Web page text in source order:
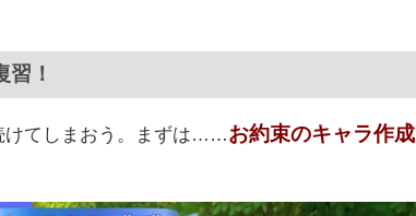
！
けてしまおう。まずは……お約束のキャラ作成